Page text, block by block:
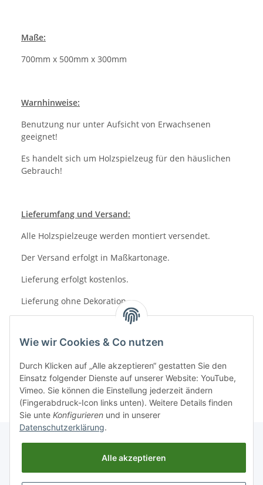
Maße:
700mm x 500mm x 300mm
Warnhinweise:
Benutzung nur unter Aufsicht von Erwachsenen
geeignet!
Es handelt sich um Holzspielzeug für den häuslichen
Gebrauch!
Lieferumfang und Versand:
Alle Holzspielzeuge werden montiert versendet.
Der Versand erfolgt in Maßkartonage.
Lieferung erfolgt kostenlos.
Lieferung ohne Dekoration.
Wie wir Cookies & Co nutzen
Durch Klicken auf „Alle akzeptieren“ gestatten Sie den
Einsatz folgender Dienste auf unserer Website: YouTube,
Vimeo. Sie können die Einstellung jederzeit ändern
(Fingerabdruck-Icon links unten). Weitere Details finden
Sie unte Konfigurieren und in unserer
Datenschutzerklärung.
Alle akzeptieren